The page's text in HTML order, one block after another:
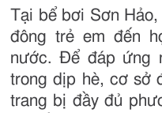
Tại bể bơi Sơn
đông trẻ em đến
nước. Để đáp ứng
trong dịp hè, cơ sở
trang bị đầy đủ